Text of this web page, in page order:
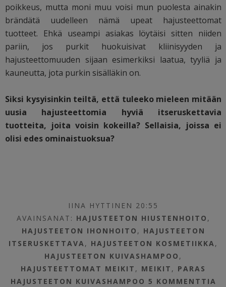
poikkeus, mutta moni muu voisi mun puolesta ainakin
brändätä uudelleen nämä upeat hajusteettomat
tuotteet. Ehkä useampi asiakas löytäisi sitten niiden
pariin, jos purkit huokuisivat kliinisyyden ja
hajusteettomuuden sijaan esimerkiksi laatua, tyyliä ja
kauneutta, jota purkin sisälläkin on.
Siksi kysyisinkin teiltä, että tuleeko mieleen mitään
uusia hajusteettomia hyviä itseruskettavia
tuotteita, joita voisin kokeilla? Sellaisia, joissa ei
olisi edes ominaistuoksua?
IINA HYTTINEN 20:55
AVAINSANAT: HAJUSTEETON HIUSTENHOITO ,
HAJUSTEETON IHONHOITO , HAJUSTEETON
ITSERUSKETTAVA , HAJUSTEETON KOSMETIIKKA ,
HAJUSTEETON KUIVASHAMPOO ,
HAJUSTEETTOMAT MEIKIT , MEIKIT , PARAS
HAJUSTEETON KUIVASHAMPOO 5 KOMMENTTIA